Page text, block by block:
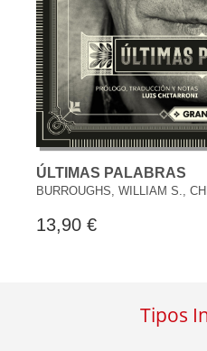
ÚLTIMAS PALABRAS
BURROUGHS, WILLIAM S.,
13,90 €
Tipos